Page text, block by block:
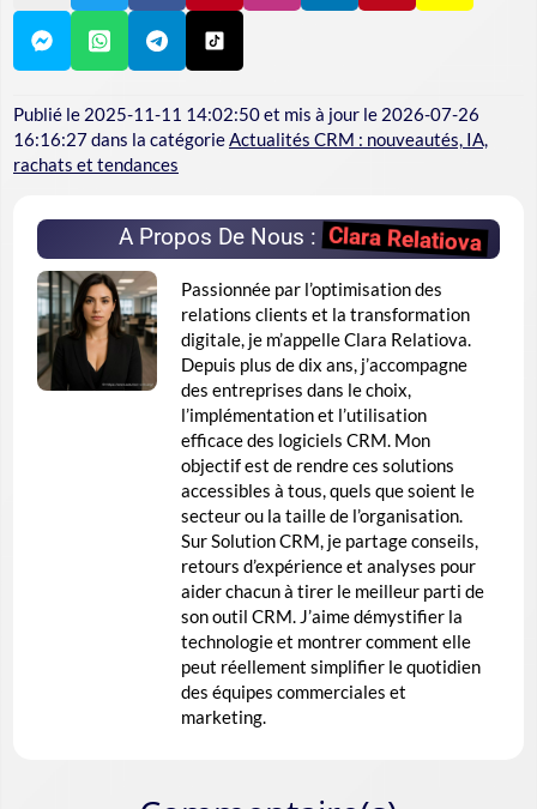
Publié le 2025-11-11 14:02:50et mis à jour le 2026-07-26
16:16:27dans la catégorieActualités CRM : nouveautés, IA,
rachats et tendances
A Propos De Nous :Clara Relatiova
Passionnée par l’optimisation des
relations clients et la transformation
digitale, je m’appelle Clara Relatiova.
Depuis plus de dix ans, j’accompagne
des entreprises dans le choix,
l’implémentation et l’utilisation
efficace des logiciels CRM. Mon
objectif est de rendre ces solutions
accessibles à tous, quels que soient le
secteur ou la taille de l’organisation.
Sur Solution CRM, je partage conseils,
retours d’expérience et analyses pour
aider chacun à tirer le meilleur parti de
son outil CRM. J’aime démystifier la
technologie et montrer comment elle
peut réellement simplifier le quotidien
des équipes commerciales et
marketing.